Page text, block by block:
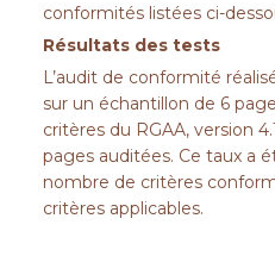
conformités listées ci-
Résultats des tests
L’audit de conformité
sur un échantillon de 6
critères du RGAA, version
pages auditées. Ce taux a
nombre de critères
critères applicables.